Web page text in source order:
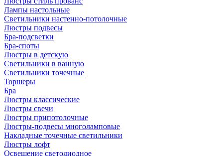
Лампы настольные
Светильники настенно-потолочные
Люстры подвесы
Бра-подсветки
Бра-споты
Люстры в детскую
Светильники в ванную
Светильники точечные
Торшеры
Бра
Люстры классические
Люстры свечи
Люстры припотолочные
Люстры-подвесы многоламповые
Накладные точечные светильники
Люстры лофт
Освещение светодиодное